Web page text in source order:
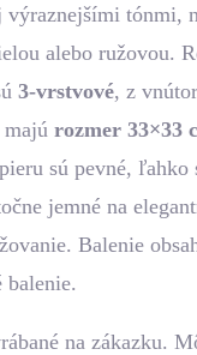
výraznejšími tónmi,
alebo ružovou.
3-vrstvové, z
rozmer 33×33
sú pevné, ľahko
jemné na
Balenie
balenie.
na zákazku.